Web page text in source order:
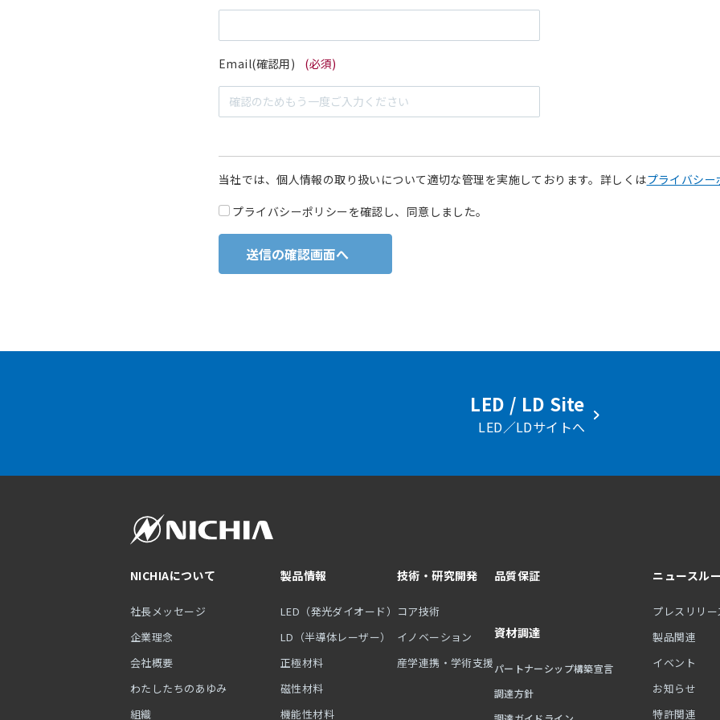
Email(確認用) (必須)
当社では、個人情報の取り扱いについて適切な管理を実施しております。詳しくはプライバシー
プライバシーポリシーを確認し、同意しました。
LED / LD Site
LED／LDサイトへ
NICHIAについて
社長メッセージ
企業理念
会社概要
わたしたちのあゆみ
組織
製品情報
LED（発光ダイオード）
LD（半導体レーザー）
正極材料
磁性材料
機能性材料
技術・研究開発
コア技術
イノベーション
産学連携・学術支援
品質保証
資材調達
パートナーシップ構築宣言
調達方針
ニュースル
プレスリリー
製品関連
イベント
お知らせ
特許関連